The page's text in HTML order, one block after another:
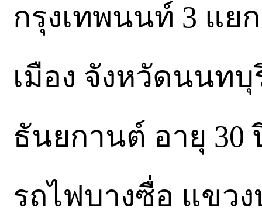
กรุงเทพนนท์ 3 แย
เมือง จังหวัดนนท
ธันยกานต์ อายุ 30
รถไฟบางซื่อ แขว